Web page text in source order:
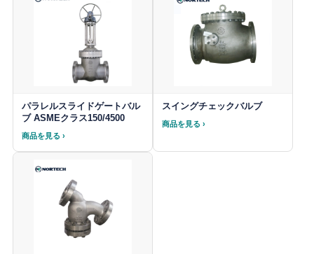
パラレルスライドゲートバル
ブ ASMEクラス150/4500
商品を見る ›
スイングチェックバルブ
商品を見る ›